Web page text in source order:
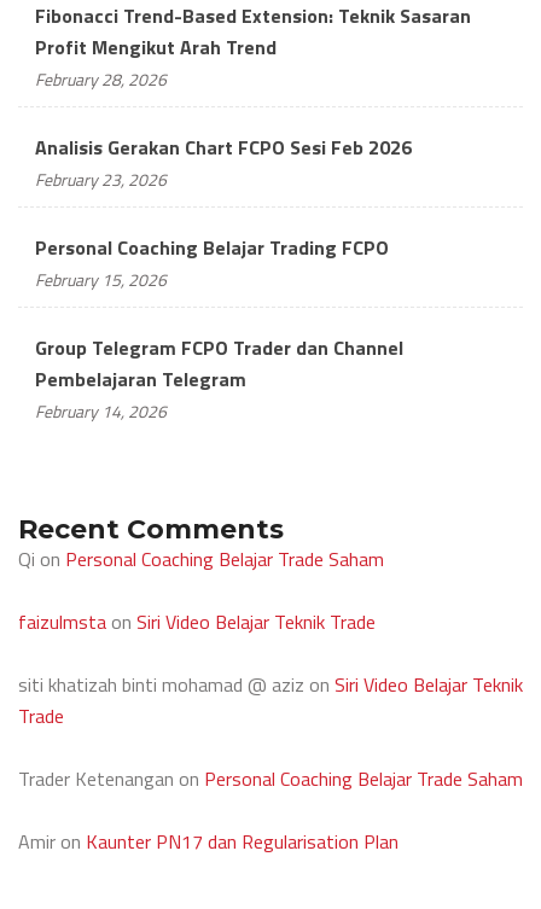
Fibonacci Trend-Based Extension: Teknik Sasaran
Profit Mengikut Arah Trend
February 28, 2026
Analisis Gerakan Chart FCPO Sesi Feb 2026
February 23, 2026
Personal Coaching Belajar Trading FCPO
February 15, 2026
Group Telegram FCPO Trader dan Channel
Pembelajaran Telegram
February 14, 2026
Recent Comments
Qi on Personal Coaching Belajar Trade Saham
faizulmstaon Siri Video Belajar Teknik Trade
siti khatizah binti mohamad @ aziz on Siri Video Belajar Teknik
Trade
Trader Ketenangan on Personal Coaching Belajar Trade Saham
Amiron Kaunter PN17 dan Regularisation Plan